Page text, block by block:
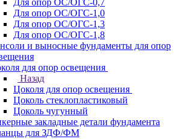
Для опор ОС/ОГС-0,7
Для опор ОС/ОГС-1,0
Для опор ОС/ОГС-1,3
Для опор ОС/ОГС-1,8
и выносные фундаменты для опор
для опор освещения
Назад
Цоколя для опор освещения
Цоколь стеклопластиковый
Цоколь чугунный
закладные детали фундамента
для ЗДФ/ФМ